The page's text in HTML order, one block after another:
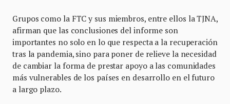
Grupos como la FTC y sus miembros, entre ellos la TJNA,
afirman que las conclusiones del informe son
importantes no solo en lo que respecta a la recuperación
tras la pandemia, sino para poner de relieve la necesidad
de cambiar la forma de prestar apoyo a las comunidades
más vulnerables de los países en desarrollo en el futuro
a largo plazo.